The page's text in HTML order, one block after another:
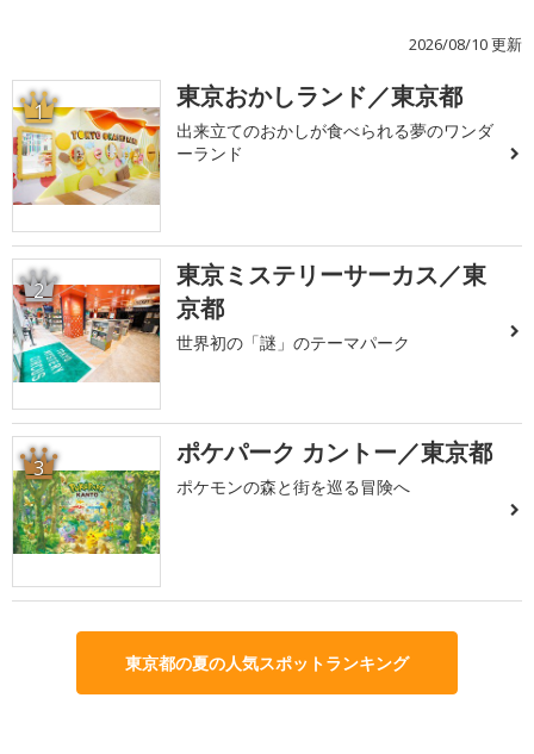
2026/08/10 更新
1 東京おかしランド／東京都
出来立てのおかしが食べられる夢のワンダ
ーランド
2
東京ミステリーサーカス／東
京都
世界初の「謎」のテーマパーク
3 ポケパーク カントー／東京都
ポケモンの森と街を巡る冒険へ
東京都の夏の人気スポットランキング